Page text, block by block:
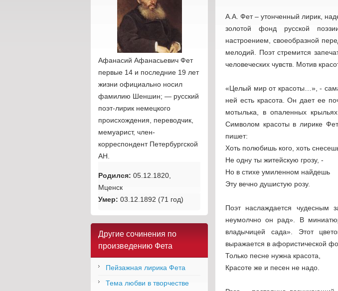
Афанасий Афанасьевич Фет
первые 14 и последние 19 лет
жизни официально носил
фамилию Шеншин; — русский
поэт-лирик немецкого
происхождения, переводчик,
мемуарист, член-
корреспондент Петербургской
АН.
Родился: 05.12.1820,
Мценск
Умер: 03.12.1892 (71 год)
Другие сочинения по
произведению Фета
Пейзажная лирика Фета
Тема любви в творчестве
А.А. Фет – утонченный лирик,
золотой фонд русской
настроением, своеобразной
мелодий. Поэт стремится
человеческих чувств. Мотив
«Целый мир от красоты…», -
ней есть красота. Он дает ее
мотылька, в опаленных
Символом красоты в лирике
пишет:
Хоть полюбишь кого, хоть
Не одну ты житейскую грозу, -
Но в стихе умиленном найдешь
Эту вечно душистую розу.
Поэт наслаждается чудесным
неумолчно он рад». В
владычицей сада». Этот
выражается в афористической
Только песне нужна красота,
Красоте же и песен не надо.